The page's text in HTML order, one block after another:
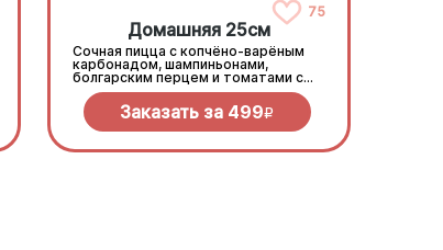
75
Домашняя 25см
Сочная пицца с копчёно-варёным
карбонадом, шампиньонами,
болгарским перцем и томатами с
зеленью под моцареллой
Заказать за 499R